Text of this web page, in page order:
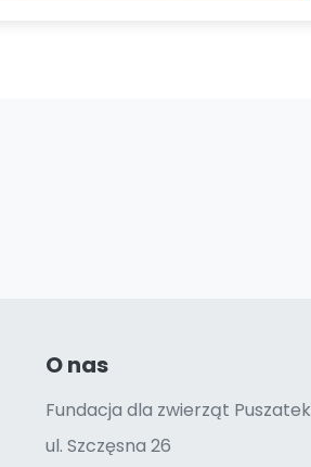
O nas
Fundacja dla zwierząt Puszatek
ul. Szczęsna 26